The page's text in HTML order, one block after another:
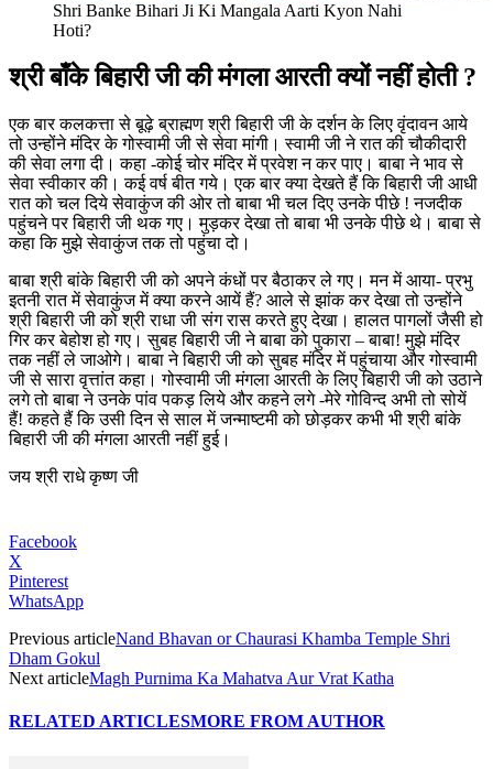
Shri Banke Bihari Ji Ki Mangala Aarti Kyon Nahi
Hoti?
श्री बाँके बिहारी जी की मंगला आरती क्यों नहीं होती ?
एक बार कलकत्ता से बूढ़े ब्राह्मण श्री बिहारी जी के दर्शन के लिए वृंदावन आये
तो उन्होंने मंदिर के गोस्वामी जी से सेवा मांगी। स्वामी जी ने रात की चौकीदारी
की सेवा लगा दी। कहा -कोई चोर मंदिर में प्रवेश न कर पाए। बाबा ने भाव से
सेवा स्वीकार की। कई वर्ष बीत गये। एक बार क्या देखते हैं कि बिहारी जी आधी
रात को चल दिये सेवाकुंज की ओर तो बाबा भी चल दिए उनके पीछे ! नजदीक
पहुंचने पर बिहारी जी थक गए। मुड़कर देखा तो बाबा भी उनके पीछे थे। बाबा से
कहा कि मुझे सेवाकुंज तक तो पहुंचा दो।
बाबा श्री बांके बिहारी जी को अपने कंधों पर बैठाकर ले गए। मन में आया- प्रभु
इतनी रात में सेवाकुंज में क्या करने आयें हैं? आले से झांक कर देखा तो उन्होंने
श्री बिहारी जी को श्री राधा जी संग रास करते हुए देखा। हालत पागलों जैसी हो
गिर कर बेहोश हो गए। सुबह बिहारी जी ने बाबा को पुकारा – बाबा! मुझे मंदिर
तक नहीं ले जाओगे। बाबा ने बिहारी जी को सुबह मंदिर में पहुंचाया और गोस्वामी
जी से सारा वृत्तांत कहा। गोस्वामी जी मंगला आरती के लिए बिहारी जी को उठाने
लगे तो बाबा ने उनके पांव पकड़ लिये और कहने लगे -मेरे गोविन्द अभी तो सोयें
हैं! कहते हैं कि उसी दिन से साल में जन्माष्टमी को छोड़कर कभी भी श्री बांके
बिहारी जी की मंगला आरती नहीं हुई।
जय श्री राधे कृष्ण जी
Facebook
X
Pinterest
WhatsApp
Previous articleNand Bhavan or Chaurasi Khamba Temple Shri
Dham Gokul
Next articleMagh Purnima Ka Mahatva Aur Vrat Katha
RELATED ARTICLESMORE FROM AUTHOR